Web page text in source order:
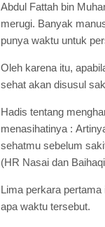
Abdul Fattah bin
merugi. Banyak
punya waktu untuk
Oleh karena itu,
sehat akan disusul
Hadis tentang
menasihatinya :
sehatmu sebelum
(HR Nasai dan
Lima perkara
apa waktu tersebut.